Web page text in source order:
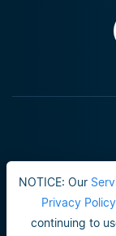
NOTICE: Our
Privacy Policy
continuing to